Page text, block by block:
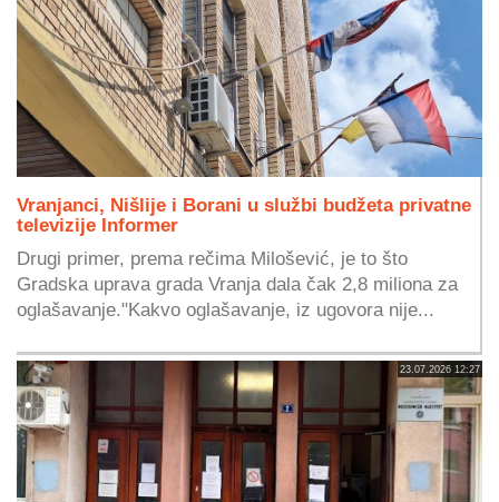
Vranjanci, Nišlije i Borani u službi budžeta privatne
televizije Informer
Drugi primer, prema rečima Milošević, je to što
Gradska uprava grada Vranja dala čak 2,8 miliona za
oglašavanje."Kakvo oglašavanje, iz ugovora nije...
23.07.2026 12:27